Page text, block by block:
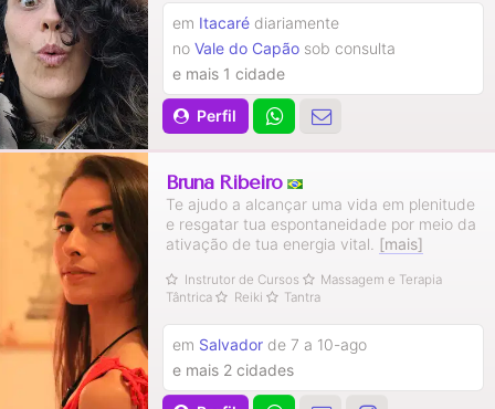
Perfil
em Itacaré diariamente
noVale do Capão sob consulta
e mais 1 cidade
Bruna Ribeiro
Te ajudo a alcançar uma vida em plenitude
e resgatar tua espontaneidade por meio da
ativação de tua energia vital. [mais]
Instrutor de Cursos
Massagem e Terapia
Tântrica
Reiki Tantra
em Salvador de 7 a 10-ago
e mais 2 cidades